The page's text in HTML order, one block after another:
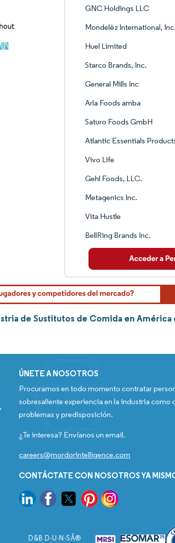
GNC Holdings LLC
Mondelēz International, Inc.
Huel Limited
Starco Brands, Inc.
General Mills Inc
Arla Foods amba
Saturo Foods GmbH
Atlantic Essentials
Vivo Life
Gehl Foods, LLC.
Metagenics Inc.
Vita Hustle
BellRing Brands Inc.
de Sustitutos de Comida en
ÚNETE A NOSOTROS
Procuramos en todo momento contratar
sobresaliente experiencia en la industria como
problemas y predisposición.
¿Te interesa? Envíanos un email.
careers@mordorintelligence.com
CONTÁCTATE CON NOSOTROS YA
D&B D-U-N-SÂ®